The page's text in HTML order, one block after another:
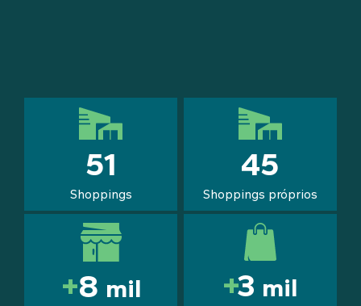
51
Shoppings
45
Shoppings próprios
+9 mil +3 mil